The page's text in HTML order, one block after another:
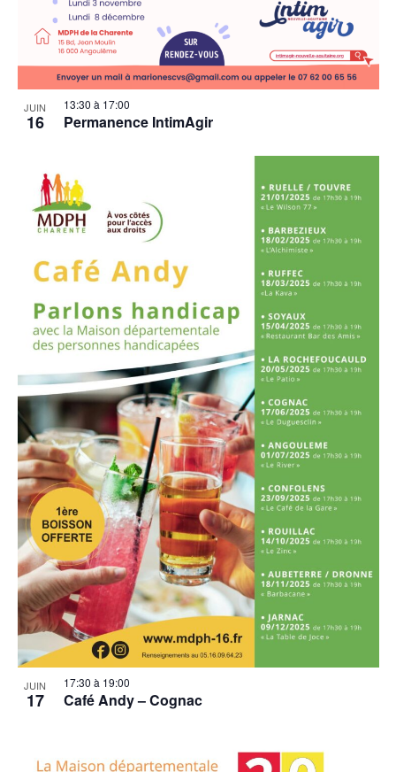
JUIN
16 Permanence IntimAgir
13:30 à 17:00
JUIN
17 Café Andy – Cognac
17:30 à 19:00